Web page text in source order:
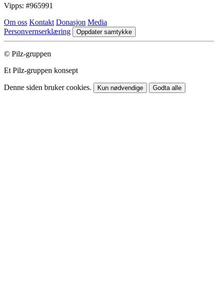
Vipps: #965991
Om oss Kontakt Donasjon Media
Personvernserklæring
Oppdater samtykke
© Pilz-gruppen
Et Pilz-gruppen konsept
Denne siden bruker cookies. Kun nødvendige Godta alle